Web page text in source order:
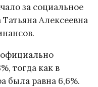
за социальное
Алексеевна
тогда как в
была равна 6,6%.